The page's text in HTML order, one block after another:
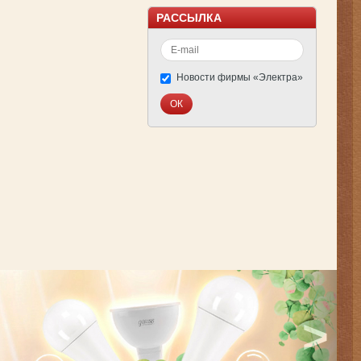
РАССЫЛКА
Новости фирмы «Электра»